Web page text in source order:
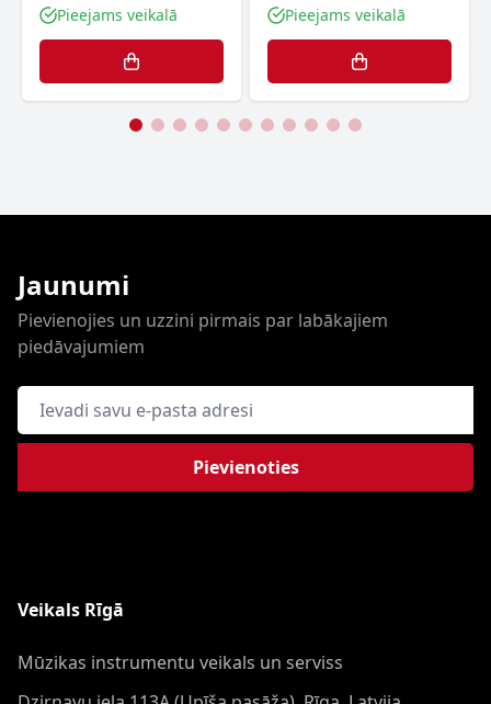
Pieejams veikalā Pieejams veikalā
Jaunumi
Pievienojies un uzzini pirmais par labākajiem
piedāvajumiem
E-pasta adrese
Pievienoties
Veikals Rīgā
Mūzikas instrumentu veikals un serviss